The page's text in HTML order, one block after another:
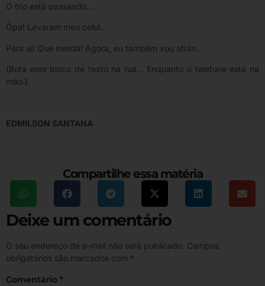
O trio está passando…
Ôpa! Levaram meu celul…
Péra aí! Que merda! Agora, eu também vou atrás…
(Bota este bloco de texto na rua… Enquanto o telefone está na
mão.)
EDMILSON SANTANA
Compartilhe essa matéria
Deixe um comentário
O seu endereço de e-mail não será publicado. Campos
obrigatórios são marcados com *
Comentário *